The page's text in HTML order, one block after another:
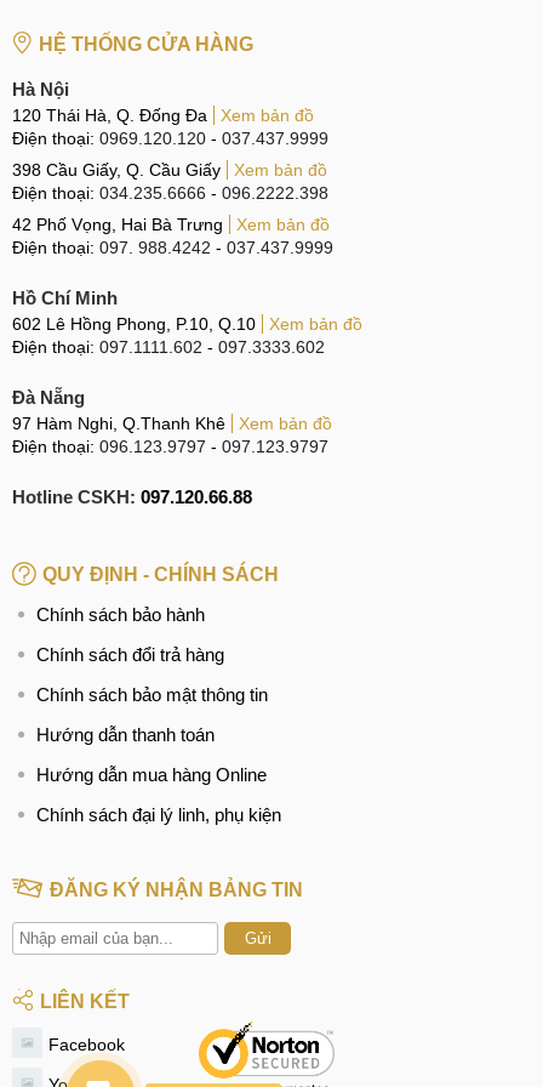
Khi thiết bị smartphone của bạn đang gặp phải lỗi hỏng gì,
hay liên hệ ngay với chúng tôi để được tư vấn hoàn toàn
miễn phí.
Hệ thống sửa chữa điện thoại di động
CN 1:120 Thái Hà, Q. Đống Đa
Hotline:037.437.9999
CN 2:
Hotline:096.2222.398
CN 3:42 Phố Vọng, Hai Bà Trưng
Tại TP Hồ Chí Minh
CN 4:123 Trần Quang Khải, Quận 1
Hotline:0969.520.520
Hotline:
Hotline: 097.123.9797
HỆ THỐNG CỬA HÀNG
Hà Nội
120 Thái Hà, Q. Đống Đa
Xem bản đồ
Điện thoại: 0969.120.120 - 037.437.9999
398 Cầu Giấy, Q. Cầu Giấy
Xem bản đồ
Điện thoại: 034.235.6666 - 096.2222.398
42 Phố Vọng, Hai Bà Trưng
Xem bản đồ
Điện thoại: 097. 988.4242 - 037.437.9999
Hồ Chí Minh
602 Lê Hồng Phong, P.10, Q.10
Xem bản đồ
Điện thoại: 097.1111.602 - 097.3333.602
Đà Nẵng
97 Hàm Nghi, Q.Thanh Khê
Xem bản đồ
Điện thoại: 096.123.9797 - 097.123.9797
Hotline CSKH: 097.120.66.88
QUY ĐỊNH - CHÍNH SÁCH
Chính sách bảo hành
Chính sách đổi trả hàng
Chính sách bảo mật thông tin
Hướng dẫn thanh toán
Hướng dẫn mua hàng Online
Chính sách đại lý linh, phụ kiện
ĐĂNG KÝ NHẬN BẢNG TIN
Gửi
LIÊN KẾT
Facebook